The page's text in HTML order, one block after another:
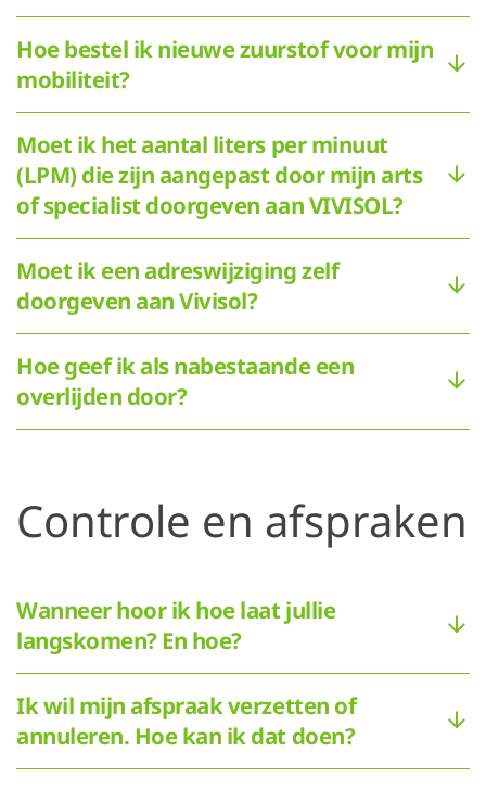
Hoe bestel ik nieuwe zuurstof voor mijn
mobiliteit?
Moet ik het aantal liters per minuut
(LPM) die zijn aangepast door mijn arts
of specialist doorgeven aan VIVISOL?
Moet ik een adreswijziging zelf
doorgeven aan Vivisol?
Hoe geef ik als nabestaande een
overlijden door?
Controle en afspraken
Wanneer hoor ik hoe laat jullie
langskomen? En hoe?
Ik wil mijn afspraak verzetten of
annuleren. Hoe kan ik dat doen?